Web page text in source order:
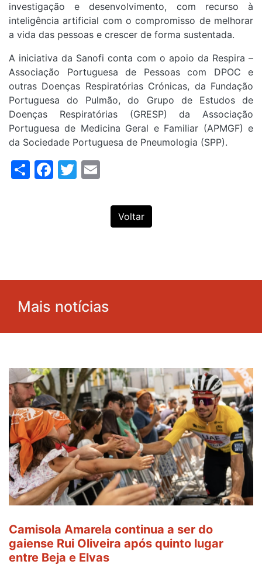
investigação e desenvolvimento, com recurso à
inteligência artificial com o compromisso de melhorar
a vida das pessoas e crescer de forma sustentada.
A iniciativa da Sanofi conta com o apoio da Respira –
Associação Portuguesa de Pessoas com DPOC e
outras Doenças Respiratórias Crónicas, da Fundação
Portuguesa do Pulmão, do Grupo de Estudos de
Doenças Respiratórias (GRESP) da Associação
Portuguesa de Medicina Geral e Familiar (APMGF) e
da Sociedade Portuguesa de Pneumologia (SPP).
ShareFacebook
Twitter
Voltar
Mais notícias
Camisola Amarela continua a ser do
gaiense Rui Oliveira após quinto lugar
entre Beja e Elvas